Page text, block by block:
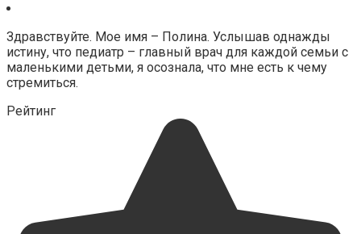
Здравствуйте. Мое имя – Полина. Услышав однажды
истину, что педиатр – главный врач для каждой семьи с
маленькими детьми, я осознала, что мне есть к чему
стремиться.
Рейтинг